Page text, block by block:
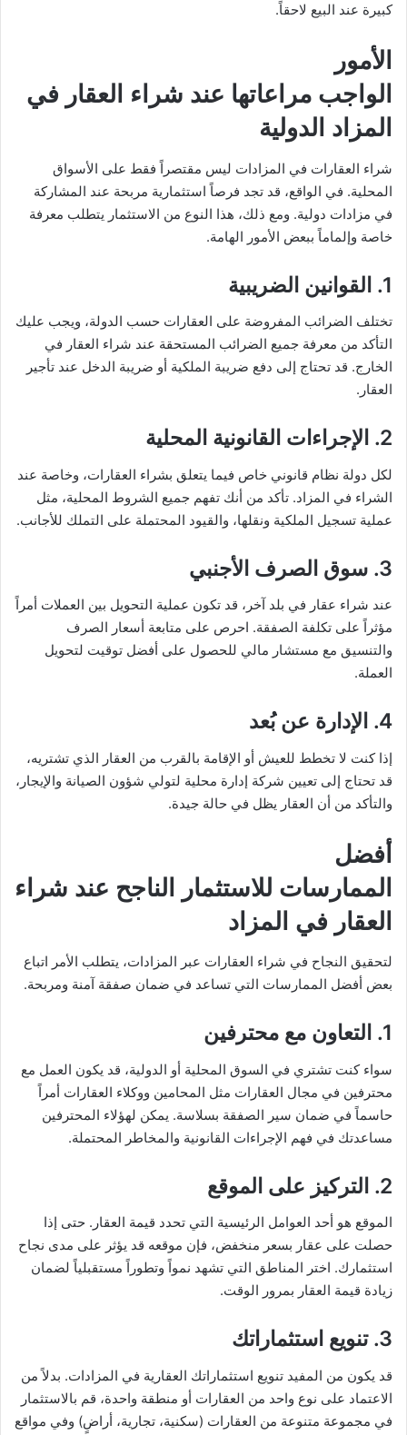
كبيرة عند البيع لاحقاً.
الأمور
الواجب مراعاتها عند شراء العقار في
المزاد الدولية
شراء العقارات في المزادات ليس مقتصراً فقط على الأسواق
المحلية. في الواقع، قد تجد فرصاً استثمارية مربحة عند المشاركة
في مزادات دولية. ومع ذلك، هذا النوع من الاستثمار يتطلب معرفة
خاصة وإلماماً ببعض الأمور الهامة.
1. القوانين الضريبية
تختلف الضرائب المفروضة على العقارات حسب الدولة، ويجب عليك
التأكد من معرفة جميع الضرائب المستحقة عند شراء العقار في
الخارج. قد تحتاج إلى دفع ضريبة الملكية أو ضريبة الدخل عند تأجير
العقار.
2. الإجراءات القانونية المحلية
لكل دولة نظام قانوني خاص فيما يتعلق بشراء العقارات، وخاصة عند
الشراء في المزاد. تأكد من أنك تفهم جميع الشروط المحلية، مثل
عملية تسجيل الملكية ونقلها، والقيود المحتملة على التملك للأجانب.
3. سوق الصرف الأجنبي
عند شراء عقار في بلد آخر، قد تكون عملية التحويل بين العملات أمراً
مؤثراً على تكلفة الصفقة. احرص على متابعة أسعار الصرف
والتنسيق مع مستشار مالي للحصول على أفضل توقيت لتحويل
العملة.
4. الإدارة عن بُعد
إذا كنت لا تخطط للعيش أو الإقامة بالقرب من العقار الذي تشتريه،
قد تحتاج إلى تعيين شركة إدارة محلية لتولي شؤون الصيانة والإيجار،
والتأكد من أن العقار يظل في حالة جيدة.
أفضل
الممارسات للاستثمار الناجح عند شراء
العقار في المزاد
لتحقيق النجاح في شراء العقارات عبر المزادات، يتطلب الأمر اتباع
بعض أفضل الممارسات التي تساعد في ضمان صفقة آمنة ومربحة.
1. التعاون مع محترفين
سواء كنت تشتري في السوق المحلية أو الدولية، قد يكون العمل مع
محترفين في مجال العقارات مثل المحامين ووكلاء العقارات أمراً
حاسماً في ضمان سير الصفقة بسلاسة. يمكن لهؤلاء المحترفين
مساعدتك في فهم الإجراءات القانونية والمخاطر المحتملة.
2. التركيز على الموقع
الموقع هو أحد العوامل الرئيسية التي تحدد قيمة العقار. حتى إذا
حصلت على عقار بسعر منخفض، فإن موقعه قد يؤثر على مدى نجاح
استثمارك. اختر المناطق التي تشهد نمواً وتطوراً مستقبلياً لضمان
زيادة قيمة العقار بمرور الوقت.
3. تنويع استثماراتك
قد يكون من المفيد تنويع استثماراتك العقارية في المزادات. بدلاً من
الاعتماد على نوع واحد من العقارات أو منطقة واحدة، قم بالاستثمار
في مجموعة متنوعة من العقارات (سكنية، تجارية، أراضٍ) وفي مواقع